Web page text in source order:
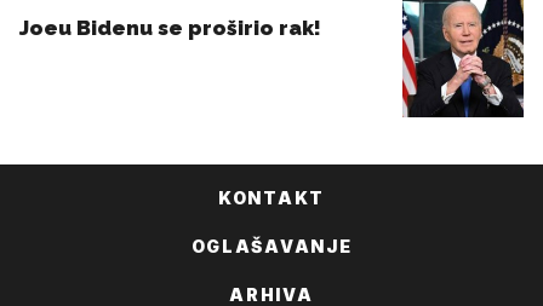
KONTAKT
OGLAŠAVANJE
ARHIVA